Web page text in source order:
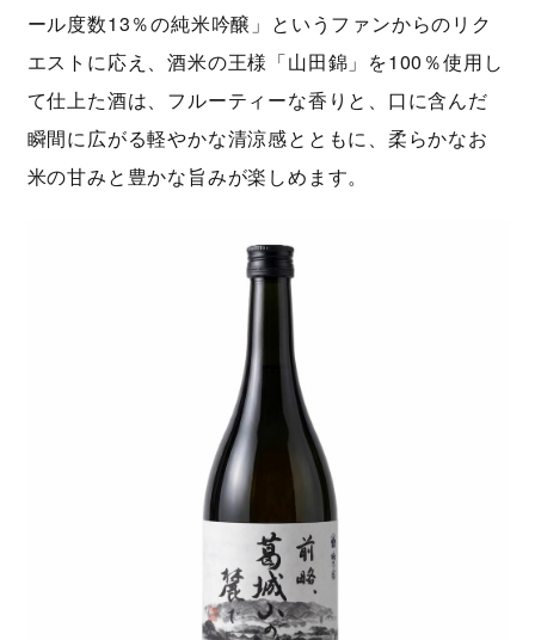
ール度数13％の純米吟醸」というファンからのリク
エストに応え、酒米の王様「山田錦」を100％使用し
て仕上た酒は、フルーティーな香りと、口に含んだ
瞬間に広がる軽やかな清涼感とともに、柔らかなお
米の甘みと豊かな旨みが楽しめます。